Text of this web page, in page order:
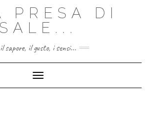
PRESA DI
SALE...
il sapore, il gusto, i sensi...
Toggle Navigation